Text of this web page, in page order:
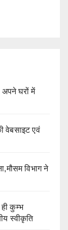
अपने घरों में
वेबसाइट एवं
विभाग ने
कुम्भ
स्वीकृति